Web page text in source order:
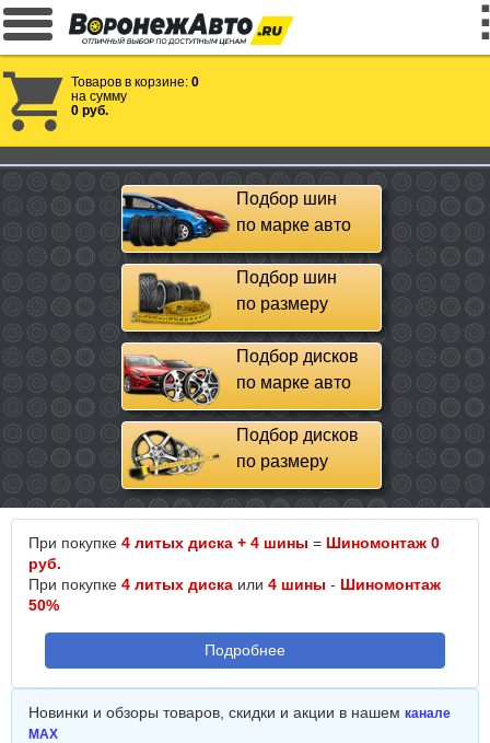
Товаров в корзине: 0
на сумму
0 руб.
Подбор шин
по марке авто
Подбор шин
по размеру
Подбор дисков
по марке авто
Подбор дисков
по размеру
При покупке 4 литых диска + 4 шины = Шиномонтаж 0
руб.
При покупке 4 литых диска или 4 шины - Шиномонтаж
50%
Подробнее
Новинки и обзоры товаров, скидки и акции в нашем канале
MAX